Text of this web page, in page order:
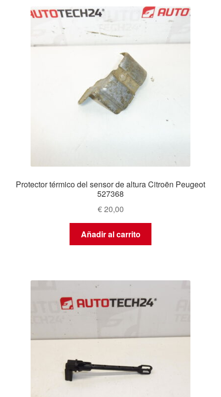
Protector térmico del sensor de altura Citroën Peugeot
527368
€20,00
Añadir al carrito